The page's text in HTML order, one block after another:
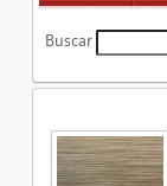
Buscar